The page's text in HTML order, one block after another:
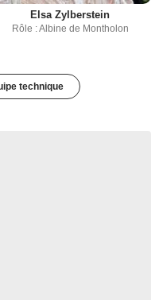
Elsa Zylberstein
Rôle : Albine de Montholon
technique